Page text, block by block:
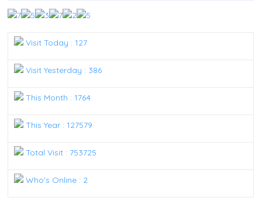
Visit Today : 127
Visit Yesterday : 386
This Month : 1764
This Year : 127579
Total Visit : 753725
Who's Online : 2